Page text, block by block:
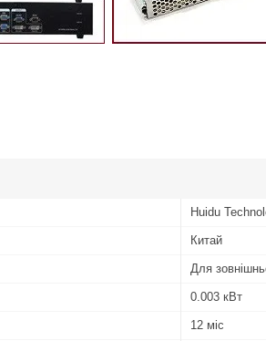
Huidu
Китай
Для
0.003 кВт
12 міс